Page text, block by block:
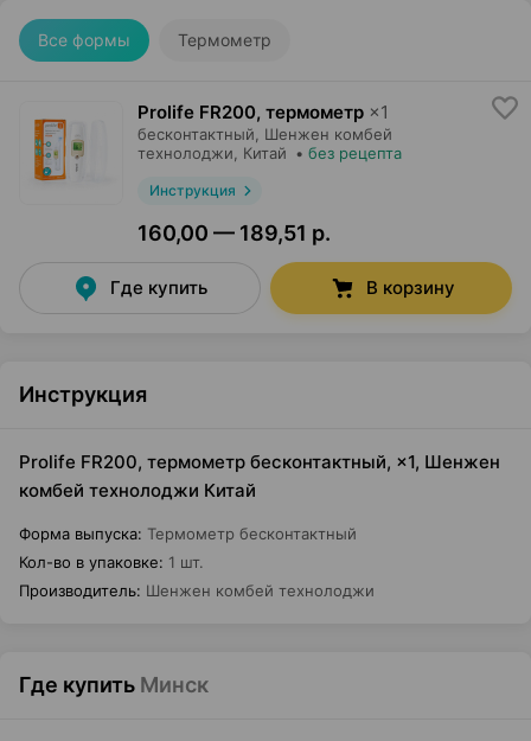
Все формы Термометр
Prolife FR200, термометр ×1
бесконтактный,
Шенжен комбей
технолоджи , Китай • без рецепта
Инструкция
160,00 — 189,51 р.
Где купить В корзину
Инструкция
Prolife FR200, термометр бесконтактный, ×1, Шенжен
комбей технолоджи Китай
Форма выпуска: Термометр бесконтактный
Кол-во в упаковке: 1 шт.
Производитель: Шенжен комбей технолоджи
Где купить Минск